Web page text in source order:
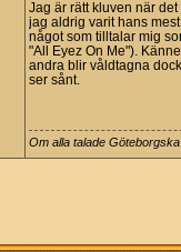
Jag är rätt kluven när
jag aldrig varit hans
något som tilltalar mig
"All Eyez On Me").
andra blir våldtagna
ser sånt.
Om alla talade